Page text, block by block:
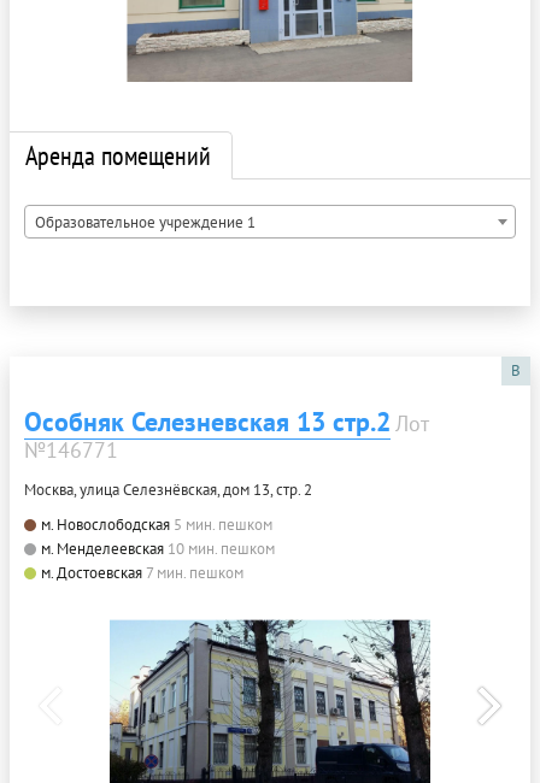
Аренда помещений
Образовательное учреждение 1
B
Особняк Селезневская 13 стр.2 Лот
№146771
Москва, улица Селезнёвская, дом 13, стр. 2
м. Новослободская 5 мин. пешком
м. Менделеевская 10 мин. пешком
м. Достоевская 7 мин. пешком